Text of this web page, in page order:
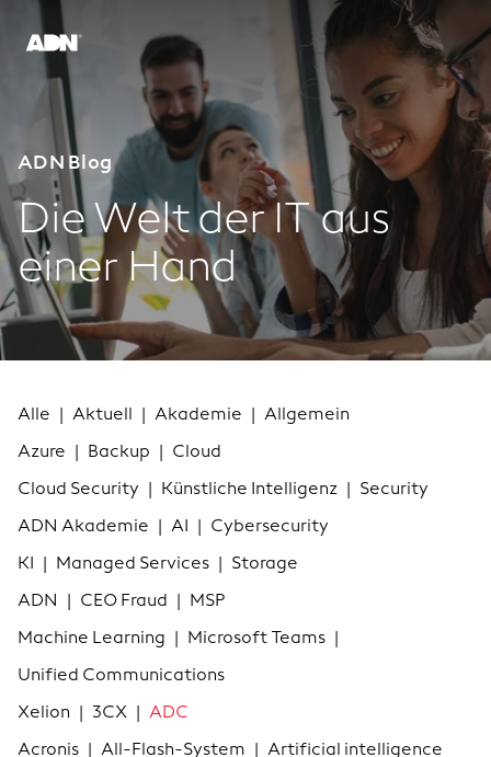
ADN Blog
Die Welt der IT aus
einer Hand
Alle | Aktuell | Akademie | Allgemein
Azure | Backup | Cloud
Cloud Security | Künstliche Intelligenz | Security
ADN Akademie | AI | Cybersecurity
KI | Managed Services | Storage
ADN | CEO Fraud | MSP
Machine Learning | Microsoft Teams |
Unified Communications
Xelion | 3CX | ADC
Acronis | All-Flash-System | Artificial intelligence